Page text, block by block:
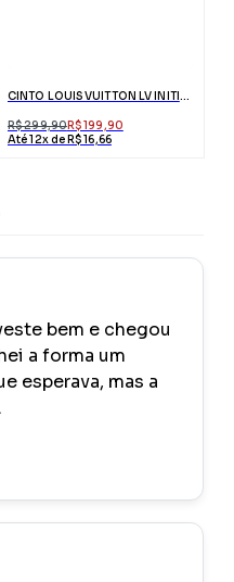
CINTO LOUIS VUITTON LV INITIALES MARROM
R$ 299,90R$ 199,90
Até 12x de R$ 16,66
bem e chegou
a forma um
esperava, mas a